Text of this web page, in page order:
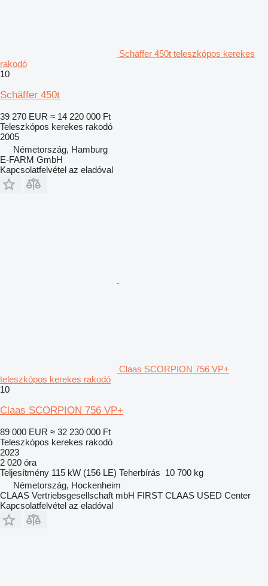
Schäffer 450t teleszkópos kerekes
rakodó
10
Schäffer 450t
39 270 EUR ≈ 14 220 000 Ft
Teleszkópos kerekes rakodó
2005
Németország, Hamburg
E-FARM GmbH
Kapcsolatfelvétel az eladóval
Claas SCORPION 756 VP+
teleszkópos kerekes rakodó
10
Claas SCORPION 756 VP+
89 000 EUR ≈ 32 230 000 Ft
Teleszkópos kerekes rakodó
2023
2 020 óra
Teljesítmény 115 kW (156 LE) Teherbírás 10 700 kg
Németország, Hockenheim
CLAAS Vertriebsgesellschaft mbH FIRST CLAAS USED Center
Kapcsolatfelvétel az eladóval